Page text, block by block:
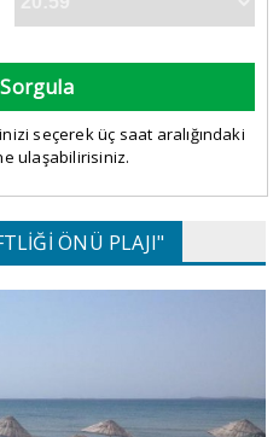
seçerek üç saat aralığındaki
ulaşabilirisiniz.
ÖNÜ PLAJI"